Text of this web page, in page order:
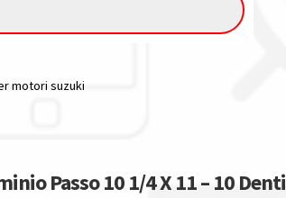
motori suzuki
Passo 10 1/4 X 11 – 10